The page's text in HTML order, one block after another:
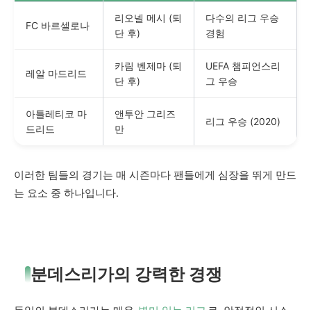
FC 바르셀로나
리오넬 메시 (퇴
단 후)
다수의 리그 우승
경험
레알 마드리드
카림 벤제마 (퇴
단 후)
UEFA 챔피언스리
그 우승
아틀레티코 마
드리드
앤투안 그리즈
만
리그 우승 (2020)
이러한 팀들의 경기는 매 시즌마다 팬들에게 심장을 뛰게 만드
는 요소 중 하나입니다.
분데스리가의 강력한 경쟁